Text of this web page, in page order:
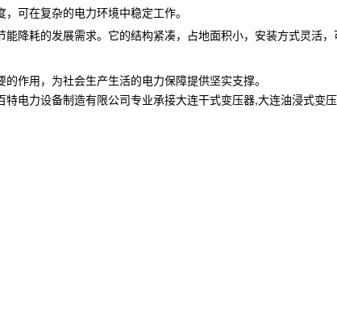
可在复杂的电力环境中稳定工作。
降耗的发展需求。它的结构紧凑，占地面积小，安装方式灵活
作用，为社会生产生活的电力保障提供坚实支撑。​
电力设备制造有限公司专业承接大连干式变压器,大连油浸式变